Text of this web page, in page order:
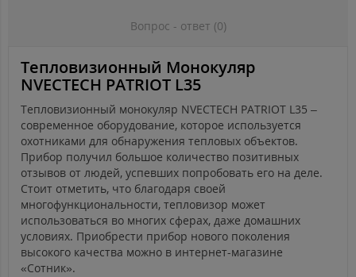
Вопрос - ответ (0)
Тепловизионный Монокуляр
NVECTECH PATRIOT L35
Тепловизионный монокуляр NVECTECH PATRIOT L35 –
современное оборудование, которое используется
охотниками для обнаружения тепловых объектов.
Прибор получил большое количество позитивных
отзывов от людей, успевших попробовать его на деле.
Стоит отметить, что благодаря своей
многофункциональности, тепловизор может
использоваться во многих сферах, даже домашних
условиях. Приобрести прибор нового поколения
высокого качества можно в интернет-магазине
«Сотник».